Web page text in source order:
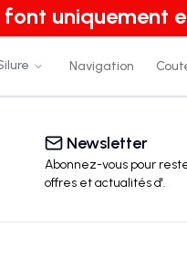
uniquement
Navigation
Newsletter
Abonnez-vous pour
offres et actualitésd'.